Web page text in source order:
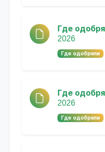
Где
2026
Где одобряли
Где
2026
Где одобряли